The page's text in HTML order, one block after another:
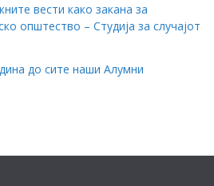
вести како закана за
општество – Студиja за случајот
до сите наши Алумни